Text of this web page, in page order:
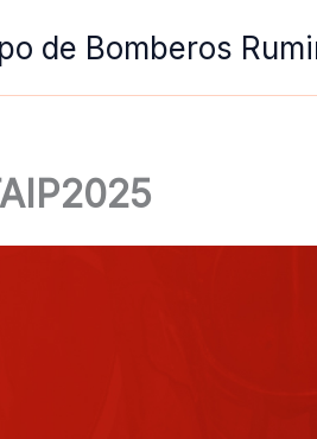
de Bomberos